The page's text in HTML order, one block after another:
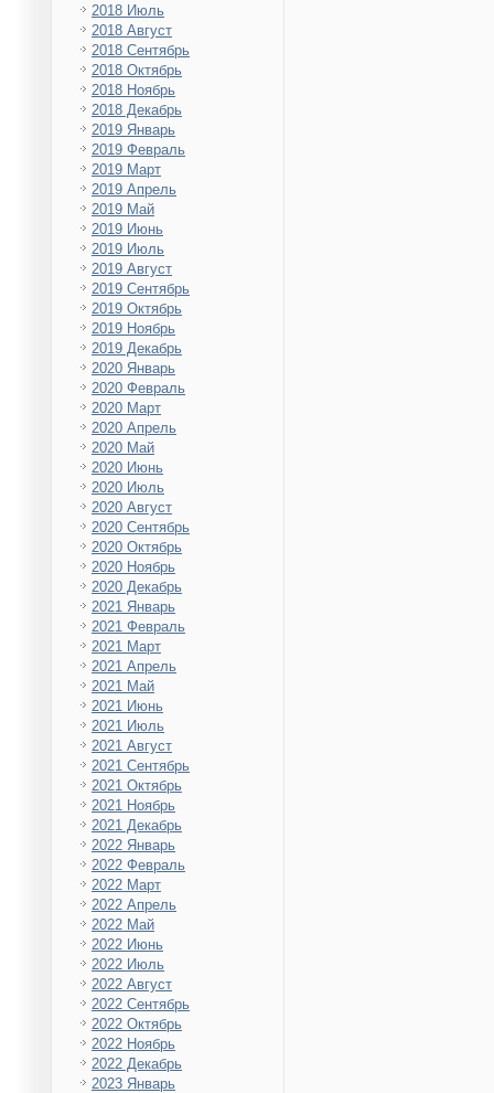
2018 Июль
2018 Август
2018 Сентябрь
2018 Октябрь
2018 Ноябрь
2018 Декабрь
2019 Январь
2019 Февраль
2019 Март
2019 Апрель
2019 Май
2019 Июнь
2019 Июль
2019 Август
2019 Сентябрь
2019 Октябрь
2019 Ноябрь
2019 Декабрь
2020 Январь
2020 Февраль
2020 Март
2020 Апрель
2020 Май
2020 Июнь
2020 Июль
2020 Август
2020 Сентябрь
2020 Октябрь
2020 Ноябрь
2020 Декабрь
2021 Январь
2021 Февраль
2021 Март
2021 Апрель
2021 Май
2021 Июнь
2021 Июль
2021 Август
2021 Сентябрь
2021 Октябрь
2021 Ноябрь
2021 Декабрь
2022 Январь
2022 Февраль
2022 Март
2022 Апрель
2022 Май
2022 Июнь
2022 Июль
2022 Август
2022 Сентябрь
2022 Октябрь
2022 Ноябрь
2022 Декабрь
2023 Январь